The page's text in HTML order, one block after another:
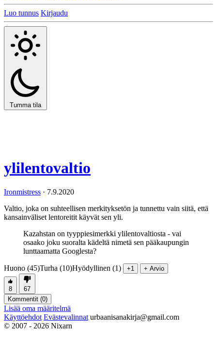
Luo tunnus Kirjaudu
Tumma tila
ylilentovaltio
Ironmistress · 7.9.2020
Valtio, joka on suhteellisen merkityksetön ja tunnettu vain siitä, että
kansainväliset lentoreitit käyvät sen yli.
Kazahstan on tyyppiesimerkki ylilentovaltiosta - vai
osaako joku suoralta kädeltä nimetä sen pääkaupungin
lunttaamatta Googlesta?
Huono (45)Turha (10)Hyödyllinen (1) +1 + Arvio
8
67
Kommentit (0)
Lisää oma määritelmä
Käyttöehdot Evästevalinnat urbaanisanakirja@gmail.com
© 2007 - 2026 Nixarn